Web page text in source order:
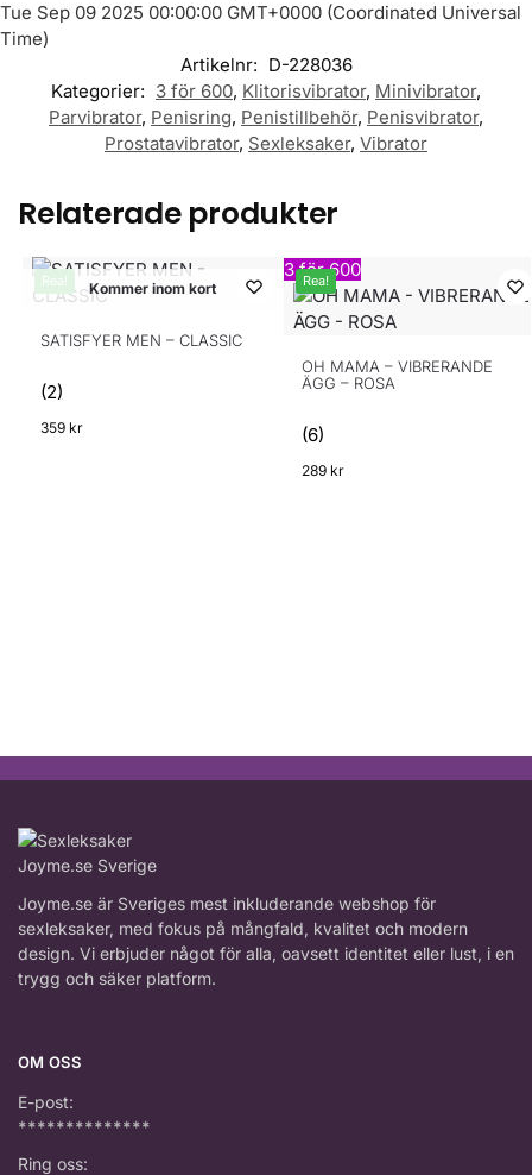
Tue Sep 09 2025 00:00:00 GMT+0000 (Coordinated Universal
Time)
Artikelnr: D-228036
Kategorier: 3 för 600, Klitorisvibrator, Minivibrator,
Parvibrator, Penisring, Penistillbehör, Penisvibrator,
Prostatavibrator, Sexleksaker, Vibrator
Relaterade produkter
Rea! Kommer inom kort
SATISFYER MEN – CLASSIC
(2)
359 kr
Rea!
3 för 600
OH MAMA – VIBRERANDE
ÄGG – ROSA
(6)
289 kr
Joyme.se är Sveriges mest inkluderande webshop för
sexleksaker, med fokus på mångfald, kvalitet och modern
design. Vi erbjuder något för alla, oavsett identitet eller lust, i en
trygg och säker platform.
OM OSS
E-post:
**************
Ring oss: